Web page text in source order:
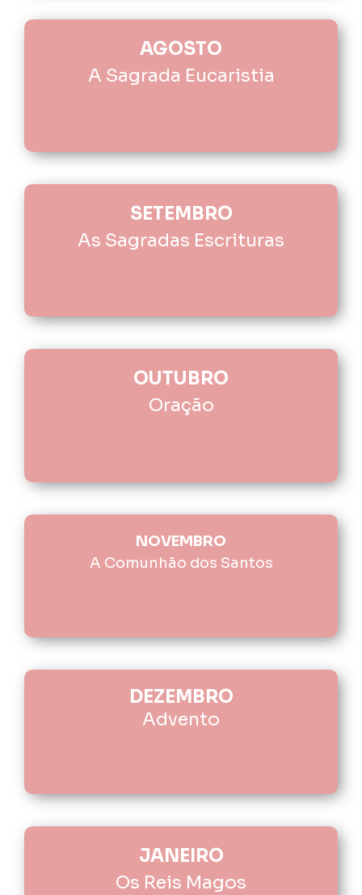
AGOSTO
A Sagrada Eucaristia
SETEMBRO
As Sagradas Escrituras
OUTUBRO
Oração
NOVEMBRO
A Comunhão dos Santos
DEZEMBRO
Advento
JANEIRO
Os Reis Magos